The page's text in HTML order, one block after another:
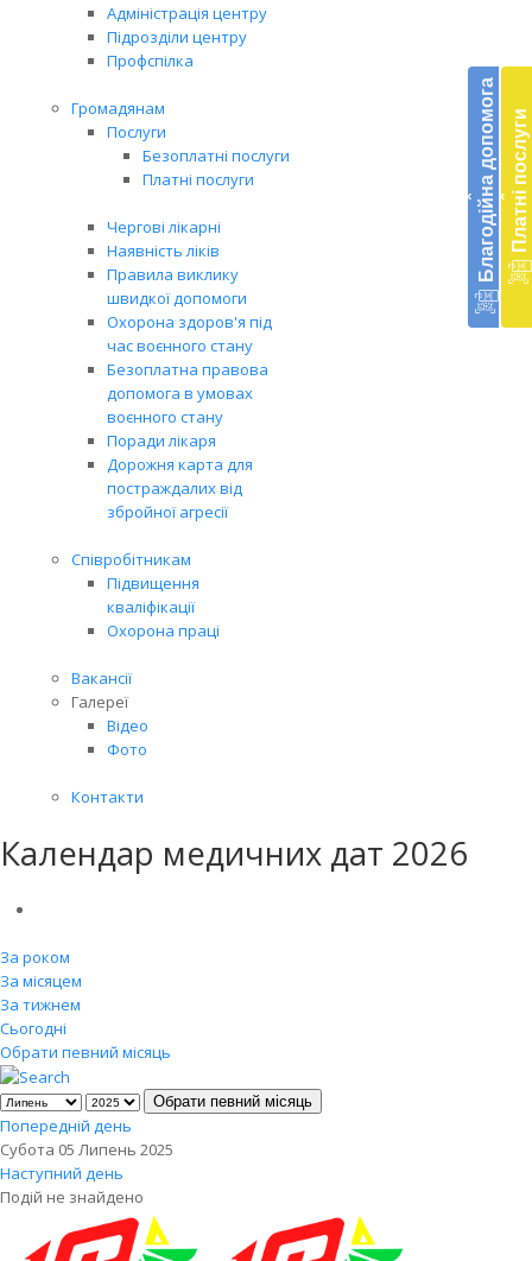
Адміністрація центру
Підрозділи центру
Профспілка
Громадянам
Послуги
Безоплатні послуги
Платні послуги
Чергові лікарні
Наявність ліків
Правила виклику
швидкої допомоги
Охорона здоров'я під
час воєнного стану
Безоплатна правова
допомога в умовах
воєнного стану
Поради лікаря
Дорожня карта для
постраждалих від
збройної агресії
Співробітникам
Підвищення
кваліфікації
Охорона праці
Вакансії
Галереї
Відео
Фото
Контакти
‹ Благодійна допомога ‹ Платні послуги
Календар медичних дат 2026
За роком
За місяцем
За тижнем
Сьогодні
Обрати певний місяць
Обрати певний місяць
Попередній день
Субота 05 Липень 2025
Наступний день
Подій не знайдено